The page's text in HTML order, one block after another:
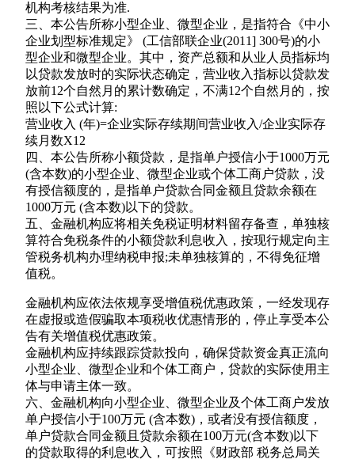
机构考核结果为准.
三、本公告所称小型企业、微型企业，是指符合《中小
企业划型标准规定》 (工信部联企业(2011] 300号)的小
型企业和微型企业。其中，资产总额和从业人员指标均
以贷款发放时的实际状态确定，营业收入指标以贷款发
放前12个自然月的累计数确定，不满12个自然月的，按
照以下公式计算:
营业收入 (年)=企业实际存续期间营业收入/企业实际存
续月数X12
四、本公告所称小额贷款，是指单户授信小于1000万元
(含本数)的小型企业、微型企业或个体工商户贷款，没
有授信额度的，是指单户贷款合同金额且贷款余额在
1000万元 (含本数)以下的贷款。
五、金融机构应将相关免税证明材料留存备查，单独核
算符合免税条件的小额贷款利息收入，按现行规定向主
管税务机构办理纳税申报;未单独核算的，不得免征增
值税。
金融机构应依法依规享受增值税优惠政策，一经发现存
在虚报或造假骗取本项税收优惠情形的，停止享受本公
告有关增值税优惠政策。
金融机构应持续跟踪贷款投向，确保贷款资金真正流向
小型企业、微型企业和个体工商户，贷款的实际使用主
体与申请主体一致。
六、金融机构向小型企业、微型企业及个体工商户发放
单户授信小于100万元 (含本数)，或者没有授信额度，
单户贷款合同金额且贷款余额在100万元(含本数)以下
的贷款取得的利息收入，可按照《财政部 税务总局关